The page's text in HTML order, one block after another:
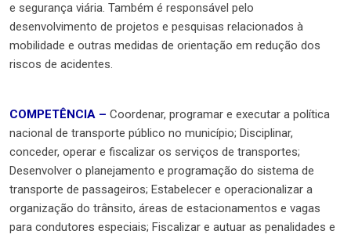
e segurança viária. Também é responsável pelo
desenvolvimento de projetos e pesquisas relacionados à
mobilidade e outras medidas de orientação em redução dos
riscos de acidentes.
COMPETÊNCIA – Coordenar, programar e executar a política
nacional de transporte público no município; Disciplinar,
conceder, operar e fiscalizar os serviços de transportes;
Desenvolver o planejamento e programação do sistema de
transporte de passageiros; Estabelecer e operacionalizar a
organização do trânsito, áreas de estacionamentos e vagas
para condutores especiais; Fiscalizar e autuar as penalidades e